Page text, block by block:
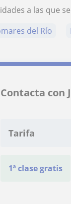
a las que
del Río
Contacta con
Tarifa
1ª clase gratis